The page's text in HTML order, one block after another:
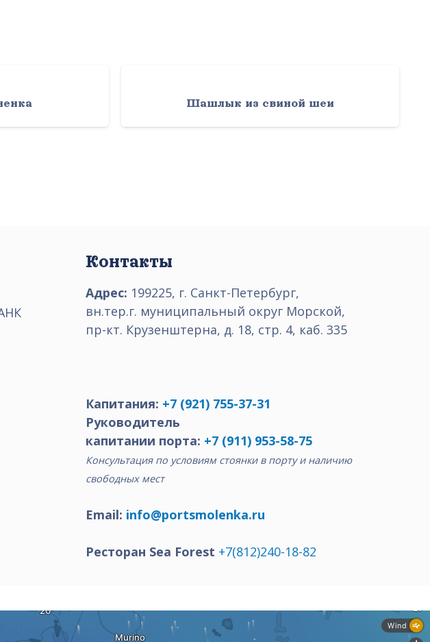
Шашлык из свиной шеи
Контакты
Адрес: 199225, г. Санкт-Петербург,
вн.тер.г. муниципальный округ Морской,
пр-кт. Крузенштерна, д. 18, стр. 4, каб. 335
Капитания: +7 (921) 755-37-31
Руководитель
капитании порта: +7 (911) 953-58-75
Консультация по условиям стоянки в порту и наличию
свободных мест
Email: info@portsmolenka.ru
Ресторан Sea Forest +7(812)240-18-82